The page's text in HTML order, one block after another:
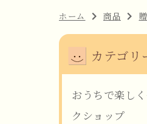
ホーム 商品
カテゴリ
おうちで楽し
クショップ